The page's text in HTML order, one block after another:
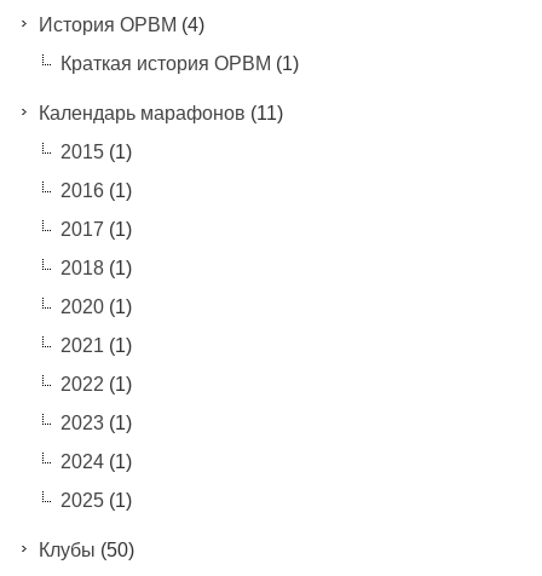
История ОРВМ (4)
Краткая история ОРВМ (1)
Календарь марафонов (11)
2015(1)
2016(1)
2017 (1)
2018(1)
2020(1)
2021 (1)
2022 (1)
2023(1)
2024(1)
2025(1)
Клубы (50)